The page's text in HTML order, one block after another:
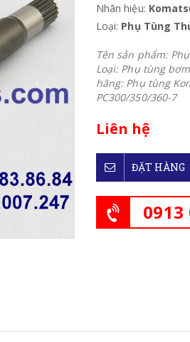
Nhãn hiệu:
Loại: Phụ Tùng
Tên sản phẩm:
Loại: Phụ tùng
hãng: Phụ tùng
PC300/
Liên hệ
ĐẶT HÀNG
0913